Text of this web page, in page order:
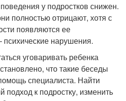
у подростков снижен.
полностью отрицают, хотя с
появляются ее
нарушения.
уговаривать ребенка
что такие беседы
специалиста. Найти
подход к подростку, изменить